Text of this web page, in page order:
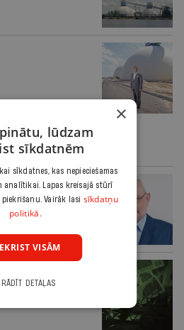
×
lūdzam
sīkdatnēm
sīkdatnes, kas nepieciešamas
analītikai. Lapas kreisajā stūrī
Vairāk lasi sīkdatņu
politikā.
VISĀM
RĀDĪT DETAĻAS